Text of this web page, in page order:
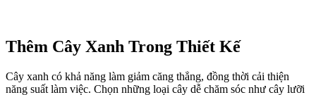
Thêm Cây Xanh Trong Thiết Kế
Cây xanh có khả năng làm giảm căng thẳng, đồng thời cải thiện
năng suất làm việc. Chọn những loại cây dễ chăm sóc như cây lưỡi